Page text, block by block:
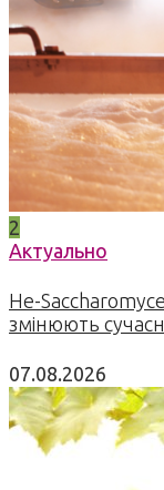
2
Актуально
Не-
змінюють
07.08.2026